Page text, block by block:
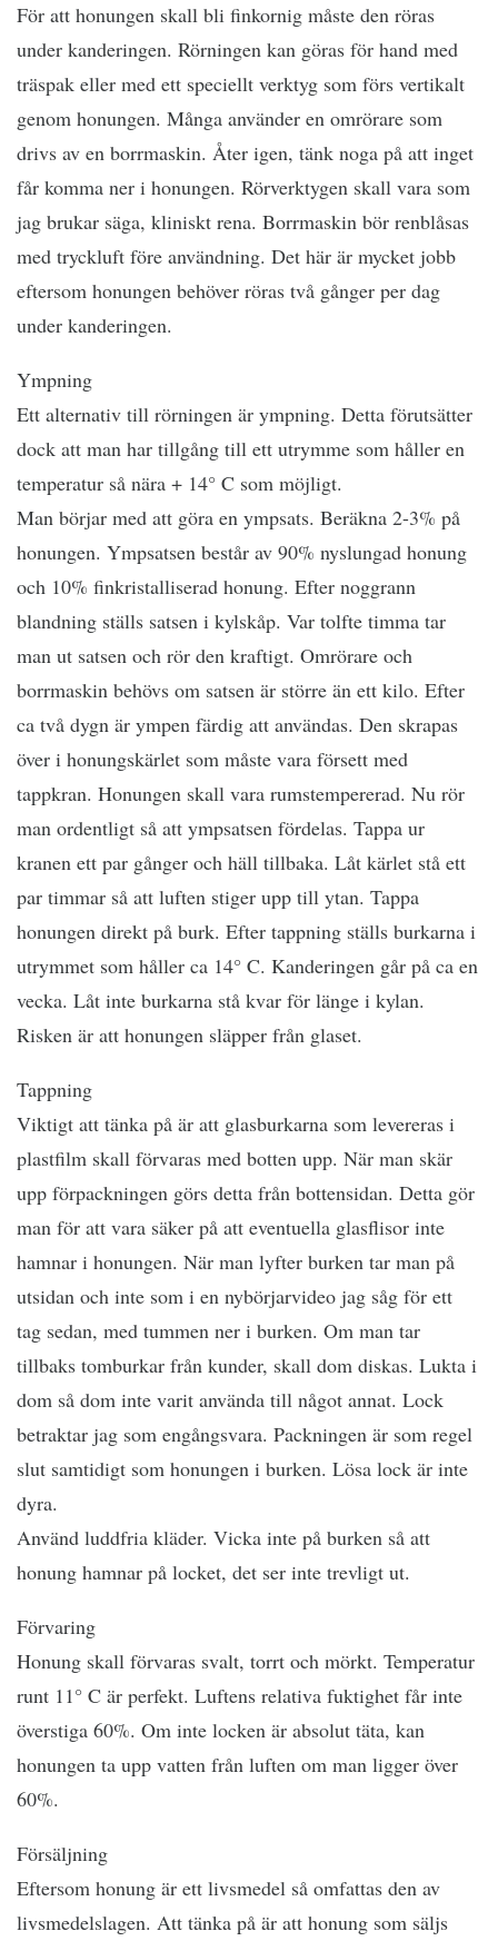
För att honungen skall bli finkornig måste den röras
under kanderingen. Rörningen kan göras för hand med
träspak eller med ett speciellt verktyg som förs vertikalt
genom honungen. Många använder en omrörare som
drivs av en borrmaskin. Åter igen, tänk noga på att inget
får komma ner i honungen. Rörverktygen skall vara som
jag brukar säga, kliniskt rena. Borrmaskin bör renblåsas
med tryckluft före användning. Det här är mycket jobb
eftersom honungen behöver röras två gånger per dag
under kanderingen.
Ympning
Ett alternativ till rörningen är ympning. Detta förutsätter
dock att man har tillgång till ett utrymme som håller en
temperatur så nära + 14° C som möjligt.
Man börjar med att göra en ympsats. Beräkna 2-3% på
honungen. Ympsatsen består av 90% nyslungad honung
och 10% finkristalliserad honung. Efter noggrann
blandning ställs satsen i kylskåp. Var tolfte timma tar
man ut satsen och rör den kraftigt. Omrörare och
borrmaskin behövs om satsen är större än ett kilo. Efter
ca två dygn är ympen färdig att användas. Den skrapas
över i honungskärlet som måste vara försett med
tappkran. Honungen skall vara rumstempererad. Nu rör
man ordentligt så att ympsatsen fördelas. Tappa ur
kranen ett par gånger och häll tillbaka. Låt kärlet stå ett
par timmar så att luften stiger upp till ytan. Tappa
honungen direkt på burk. Efter tappning ställs burkarna i
utrymmet som håller ca 14° C. Kanderingen går på ca en
vecka. Låt inte burkarna stå kvar för länge i kylan.
Risken är att honungen släpper från glaset.
Tappning
Viktigt att tänka på är att glasburkarna som levereras i
plastfilm skall förvaras med botten upp. När man skär
upp förpackningen görs detta från bottensidan. Detta gör
man för att vara säker på att eventuella glasflisor inte
hamnar i honungen. När man lyfter burken tar man på
utsidan och inte som i en nybörjarvideo jag såg för ett
tag sedan, med tummen ner i burken. Om man tar
tillbaks tomburkar från kunder, skall dom diskas. Lukta i
dom så dom inte varit använda till något annat. Lock
betraktar jag som engångsvara. Packningen är som regel
slut samtidigt som honungen i burken. Lösa lock är inte
dyra.
Använd luddfria kläder. Vicka inte på burken så att
honung hamnar på locket, det ser inte trevligt ut.
Förvaring
Honung skall förvaras svalt, torrt och mörkt. Temperatur
runt 11° C är perfekt. Luftens relativa fuktighet får inte
överstiga 60%. Om inte locken är absolut täta, kan
honungen ta upp vatten från luften om man ligger över
60%.
Försäljning
Eftersom honung är ett livsmedel så omfattas den av
livsmedelslagen. Att tänka på är att honung som säljs